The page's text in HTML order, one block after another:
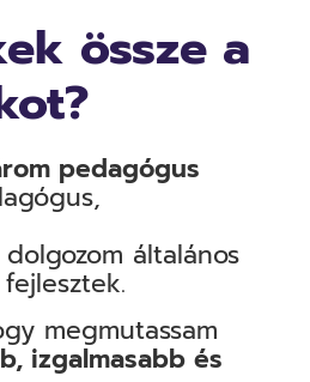
össze a
pedagógus
dolgozom általános
megmutassam
izgalmasabb és